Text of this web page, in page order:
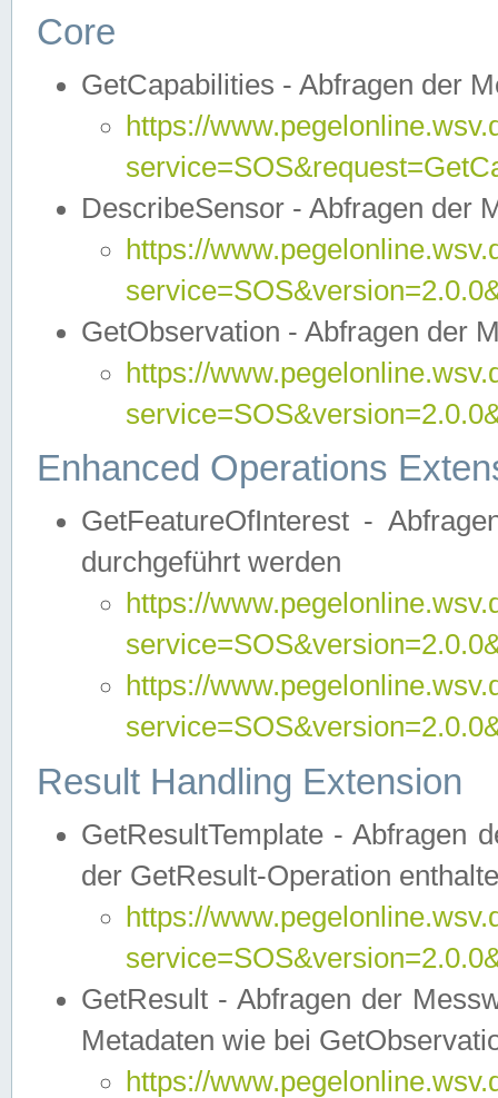
Core
GetCapabilities - Abfragen der
https://
DescribeSensor - Abfragen der
https://
GetObservation - Abfragen der
https://
Enhanced Operations
GetFeatureOfInterest -
durchgeführt werden
https://
https://
Result Handling Extension
GetResultTemplate - Abfragen
der GetResult-Operation
https://
GetResult - Abfragen der
Metadaten wie bei
https://